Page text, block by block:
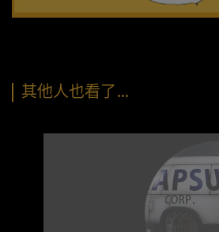
其他人也看了…